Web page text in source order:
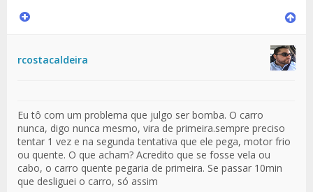
rcostacaldeira
Eu tô com um problema que julgo ser bomba. O carro
nunca, digo nunca mesmo, vira de primeira.sempre preciso
tentar 1 vez e na segunda tentativa que ele pega, motor frio
ou quente. O que acham? Acredito que se fosse vela ou
cabo, o carro quente pegaria de primeira. Se passar 10min
que desliguei o carro, só assim